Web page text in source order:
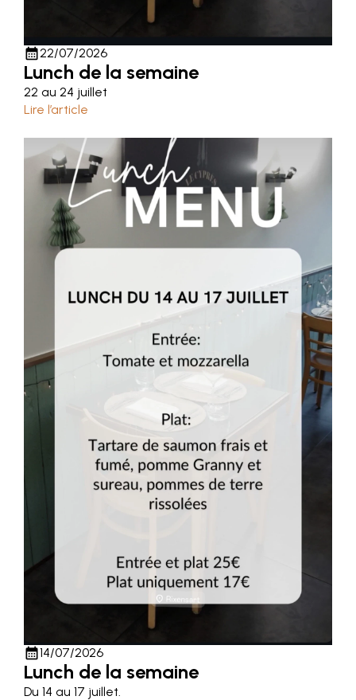
calendar_month22/07/2026
Lunch de la semaine
22 au 24 juillet
Lire l’article
calendar_month14/07/2026
Lunch de la semaine
Du 14 au 17 juillet.